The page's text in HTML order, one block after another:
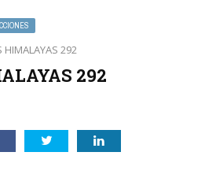
HIMALAYAS 292
292